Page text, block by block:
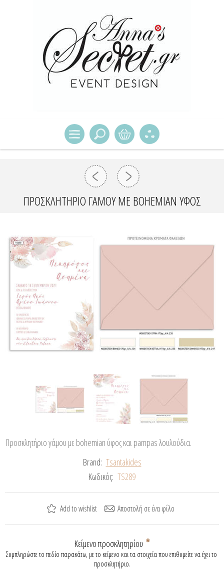
ΠΡΟΣΚΛΗΤΗΡΙΟ ΓΑΜΟΥ ΜΕ BOHEMIAN ΥΦΟΣ
Προσκλητήριο γάμου με bohemian ύφος και pampas λουλούδια.
Brand: Tsantakides
Κωδικός: TS289
Κείμενο προσκλητηρίου *
Συμπληρώστε το πεδίο παρακάτω, με το κείμενο και τα στοιχεία που επιθυμείτε να έχει το
προσκλητήριο.